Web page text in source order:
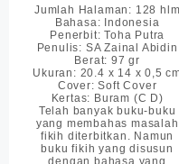
price
was:
Rp7.250.
Jumlah Halaman: 128 hlm
Bahasa: Indonesia
Penerbit: Toha Putra
Penulis: SA Zainal Abidin
Berat: 97 gr
Ukuran: 20.4 x 14 x 0,5
Cover: Soft Cover
Kertas: Buram (C D)
Telah banyak buku-buku
yang membahas masalah
fikih diterbitkan. Namun
buku fikih yang disusun
dengan bahasa yang